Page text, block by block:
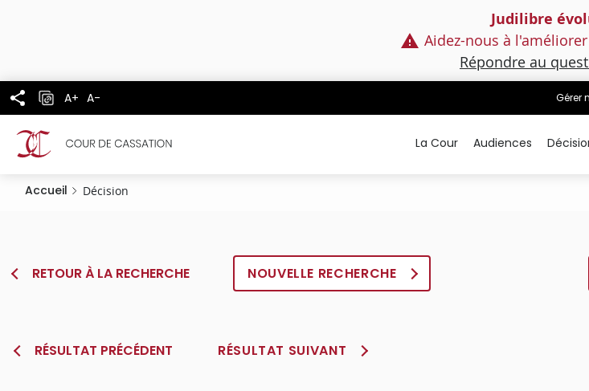
Judilibre
Aidez-nous à
Répondre au
A+ A- Gérer
La Cour Audiences
Accueil Décision
RETOUR À LA RECHERCHE NOUVELLE RECHERCHE
RÉSULTAT PRÉCÉDENT RÉSULTAT SUIVANT